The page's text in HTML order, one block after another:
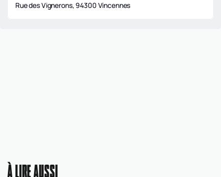
Rue des Vignerons, 94300 Vincennes
À LIRE AUSSI